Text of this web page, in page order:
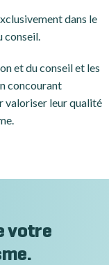
dans le
conseil.
et du conseil et les
concourant
valoriser leur qualité
votre